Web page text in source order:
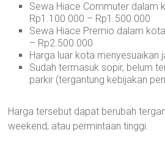
Sewa Hiace Commuter dalam
Rp1.100.000 – Rp1.500.000
Sewa Hiace Premio dalam
– Rp2.500.000
Harga luar kota menyesuaikan
Sudah termasuk sopir, belum
parkir (tergantung kebijakan
Harga tersebut dapat berubah
weekend, atau permintaan tinggi.